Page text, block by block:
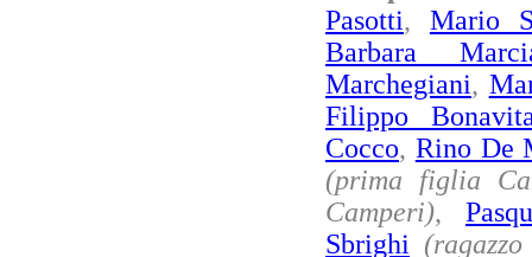
Pasotti, Mario
Barbara
Marchegiani,
Filippo
Cocco, Rino De
(prima figlia
Camperi),
Sbrighi